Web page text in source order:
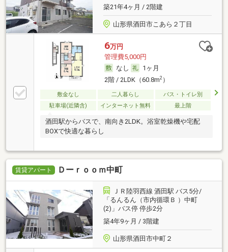
築21年4ヶ月 / 2階建
山形県酒田市こあら２丁目
6万円
管理費5,000円
なし
1ヶ月
2階 / 2LDK（60.8m2）
敷金なし 二人暮らし
バス・トイレ別
駐車場(近隣含)
インターネット無料 最上階
酒田駅からバスで、南向き2LDK。浴室乾燥機や宅配
BOXで快適な暮らし
賃貸アパート Ｄーｒｏｏｍ中町
ＪＲ陸羽西線 酒田駅 バス5分/
「るんるん（市内循環Ｂ ）中町
(2)」バス停 停歩2分
築4年9ヶ月 / 3階建
山形県酒田市中町２